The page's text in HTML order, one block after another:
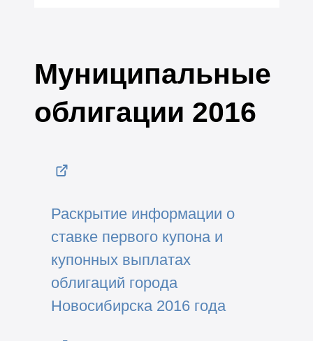
Муниципальные
облигации 2016
Раскрытие информации о
ставке первого купона и
купонных выплатах
облигаций города
Новосибирска 2016 года